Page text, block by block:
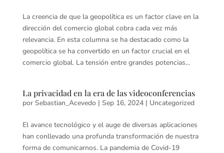
La creencia de que la geopolítica es un factor clave en la
dirección del comercio global cobra cada vez más
relevancia. En esta columna se ha destacado como la
geopolítica se ha convertido en un factor crucial en el
comercio global. La tensión entre grandes potencias...
La privacidad en la era de las videoconferencias
por Sebastian_Acevedo| Sep 16, 2024| Uncategorized
El avance tecnológico y el auge de diversas aplicaciones
han conllevado una profunda transformación de nuestra
forma de comunicarnos. La pandemia de Covid-19